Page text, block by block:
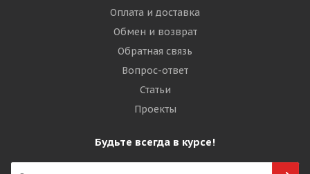
Оплата и доставка
Обмен и возврат
Обратная связь
Вопрос-ответ
Статьи
Проекты
Будьте всегда в курсе!